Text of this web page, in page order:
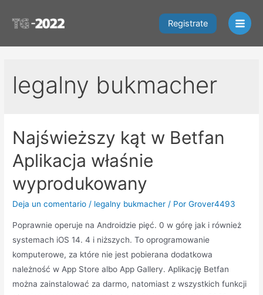
Registrate
Main
legalny bukmacher
Najświeższy kąt w Betfan
Aplikacja właśnie
wyprodukowany
Deja un comentario / legalny bukmacher / PorGrover4493
Poprawnie operuje na Androidzie pięć. 0 w górę jak i również
systemach iOS 14. 4 i niższych. To oprogramowanie
komputerowe, za które nie jest pobierana dodatkowa
należność w App Store albo App Gallery. Aplikację Betfan
można zainstalować za darmo, natomiast z wszystkich funkcji